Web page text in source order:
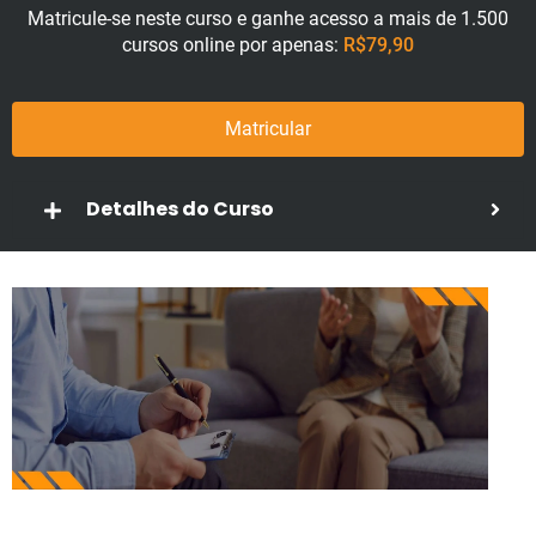
Matricule-se neste curso e ganhe acesso a mais de 1.500
cursos online por apenas: R$79,90
Matricular
Detalhes do Curso